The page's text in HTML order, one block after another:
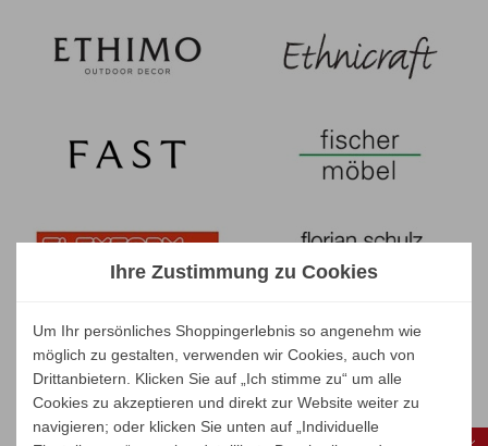
Ihre Zustimmung zu Cookies
Um Ihr persönliches Shoppingerlebnis so angenehm wie
möglich zu gestalten, verwenden wir Cookies, auch von
Drittanbietern. Klicken Sie auf „Ich stimme zu“ um alle
Cookies zu akzeptieren und direkt zur Website weiter zu
navigieren; oder klicken Sie unten auf „Individuelle